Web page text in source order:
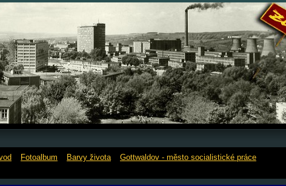
Fotoalbum Barvy života» Gottwaldov - město socialistické práce